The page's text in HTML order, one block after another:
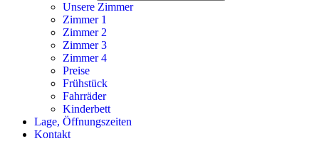
Unsere Zimmer
Zimmer 1
Zimmer 2
Zimmer 3
Zimmer 4
Preise
Frühstück
Fahrräder
Kinderbett
Lage, Öffnungszeiten
Kontakt